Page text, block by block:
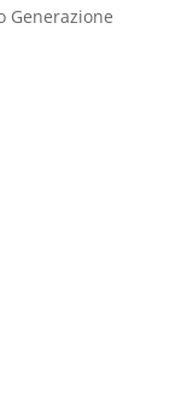
Generazione